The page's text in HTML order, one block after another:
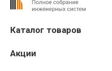
Каталог товаров
Акции